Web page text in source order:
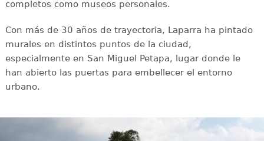
completos como museos personales.
Con más de 30 años de trayectoria, Laparra ha pintado
murales en distintos puntos de la ciudad,
especialmente en San Miguel Petapa, lugar donde le
han abierto las puertas para embellecer el entorno
urbano.